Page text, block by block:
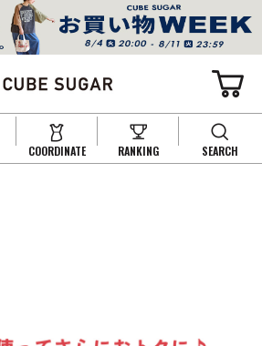
COORDINATE RANKING SEARCH